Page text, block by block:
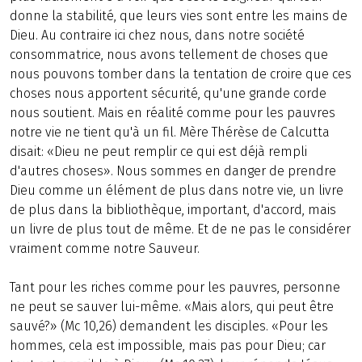
donne la stabilité, que leurs vies sont entre les mains de
Dieu. Au contraire ici chez nous, dans notre société
consommatrice, nous avons tellement de choses que
nous pouvons tomber dans la tentation de croire que ces
choses nous apportent sécurité, qu'une grande corde
nous soutient. Mais en réalité comme pour les pauvres
notre vie ne tient qu'à un fil. Mère Thérèse de Calcutta
disait: «Dieu ne peut remplir ce qui est déjà rempli
d'autres choses». Nous sommes en danger de prendre
Dieu comme un élément de plus dans notre vie, un livre
de plus dans la bibliothèque, important, d'accord, mais
un livre de plus tout de même. Et de ne pas le considérer
vraiment comme notre Sauveur.
Tant pour les riches comme pour les pauvres, personne
ne peut se sauver lui-même. «Mais alors, qui peut être
sauvé?» (Mc 10,26) demandent les disciples. «Pour les
hommes, cela est impossible, mais pas pour Dieu; car